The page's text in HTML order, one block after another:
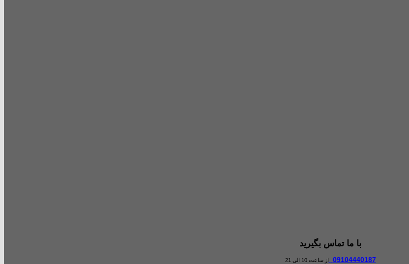
با ما تماس بگیرید
09104440187 از ساعت 10 الی 21